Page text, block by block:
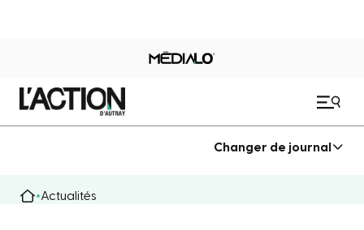
Changer de journal
Actualités